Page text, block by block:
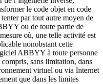
le code objet en code
par tout autre moyen de
ou de toute partie de
où, une telle activité est
nonobstant cette
ABBYY à toute personne
sans limitation, dans
virtuel ou via Internet
que dans les limites